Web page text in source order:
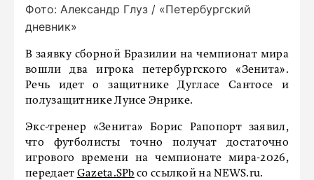
Фото: Александр Глуз / «Петербургский
дневник»
В заявку сборной Бразилии на чемпионат мира
вошли два игрока петербургского «Зенита».
Речь идет о защитнике Дугласе Сантосе и
полузащитнике Луисе Энрике.
Экс-тренер «Зенита» Борис Рапопорт заявил,
что футболисты точно получат достаточно
игрового времени на чемпионате мира-2026,
передает Gazeta.SPb со ссылкой на NEWS.ru.